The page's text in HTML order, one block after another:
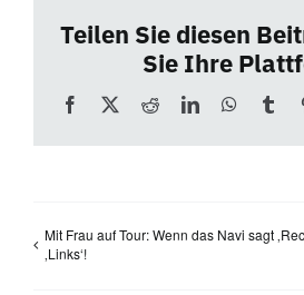
Teilen Sie diesen
Sie Ihre
Facebook
X RedditLinkedIn
Mit Frau auf Tour: Wenn das Navi sagt
‚Links‘!